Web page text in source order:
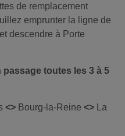
de remplacement
emprunter la ligne de
descendre à Porte
passage toutes les 3 à 5
<> Bourg-la-Reine<> La